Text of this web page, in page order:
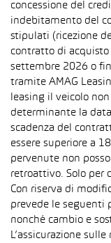
concessione del
indebitamento del
stipulati (ricezione
contratto di
settembre 2026 o
tramite AMAG
leasing il veicolo
determinante la
scadenza del
essere superiore a
pervenute non
retroattivo. Solo per
Con riserva di
prevede le seguenti
nonché cambio e
L’assicurazione sulle